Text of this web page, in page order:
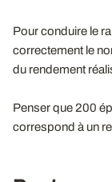
Pour conduire le
correctement le
du rendement
Penser que 200
correspond à un